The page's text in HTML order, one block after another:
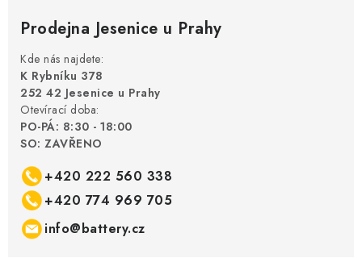
Prodejna Jesenice u Prahy
Kde nás najdete:
K Rybníku 378
252 42 Jesenice u Prahy
Otevírací doba:
PO-PÁ: 8:30 - 18:00
SO: ZAVŘENO
+420 222 560 338
+420 774 969 705
info@battery.cz